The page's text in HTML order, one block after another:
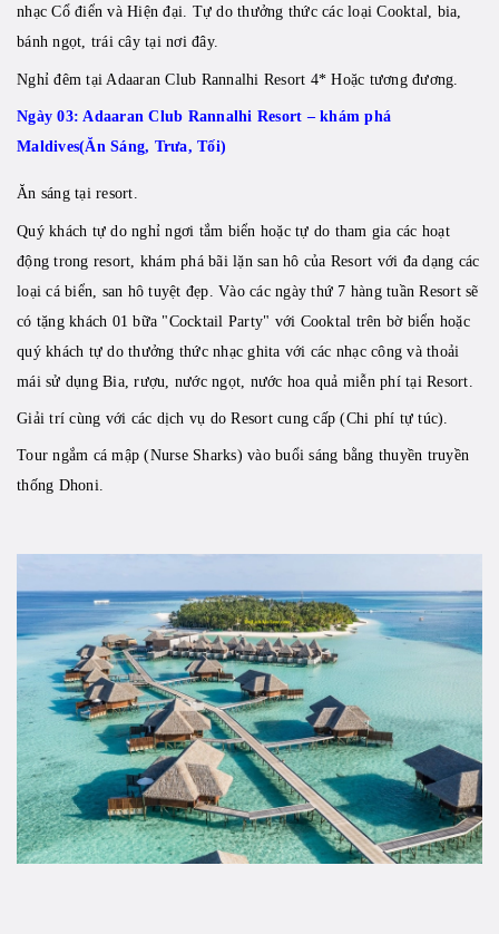
nhạc Cổ điển và Hiện đại. Tự do thưởng thức các loại Cooktal, bia,
bánh ngọt, trái cây tại nơi đây.
Nghỉ đêm tại Adaaran Club Rannalhi Resort 4* Hoặc tương đương.
Ngày 03: Adaaran Club Rannalhi Resort – khám phá
Maldives(Ăn Sáng, Trưa, Tối)
Ăn sáng tại resort.
Quý khách tự do nghỉ ngơi tắm biển hoặc tự do tham gia các hoạt
động trong resort, khám phá bãi lặn san hô của Resort với đa dạng các
loại cá biển, san hô tuyệt đẹp. Vào các ngày thứ 7 hàng tuần Resort sẽ
có tặng khách 01 bữa "Cocktail Party" với Cooktal trên bờ biển hoặc
quý khách tự do thưởng thức nhạc ghita với các nhạc công và thoải
mái sử dụng Bia, rượu, nước ngọt, nước hoa quả miễn phí tại Resort.
Giải trí cùng với các dịch vụ do Resort cung cấp (Chi phí tự túc).
Tour ngắm cá mập (Nurse Sharks) vào buổi sáng bằng thuyền truyền
thống Dhoni.